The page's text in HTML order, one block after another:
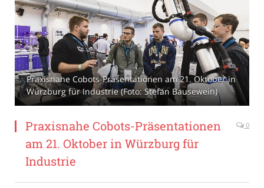
Praxisnahe Cobots-Präsentationen am 21. Oktober in
Würzburg für Industrie (Foto: Stefan Bausewein)
Praxisnahe Cobots-Präsentationen
am 21. Oktober in Würzburg für
Industrie
0